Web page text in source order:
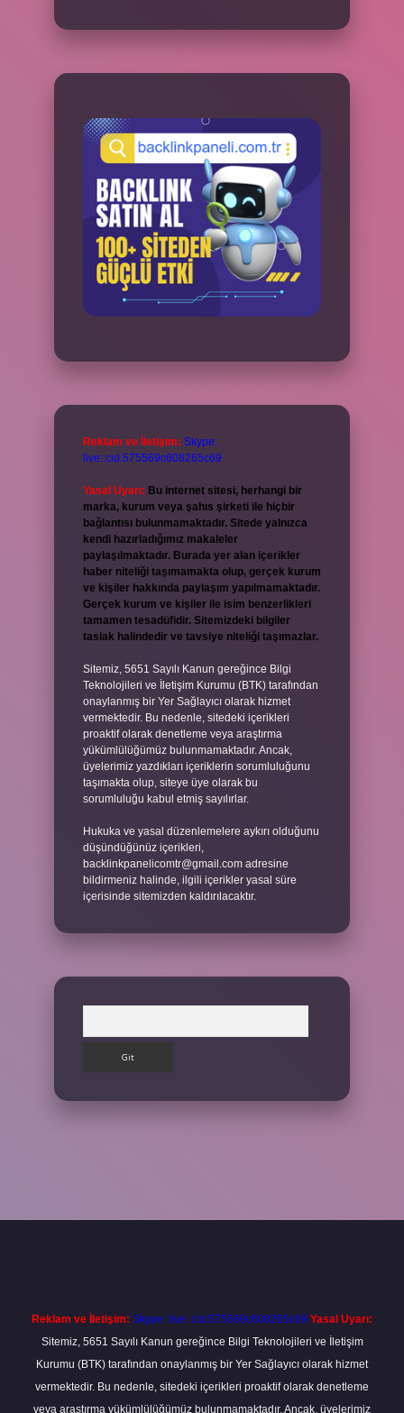
Reklam ve İletişim: Skype:
live:.cid.575569c608265c69
Yasal Uyarı: Bu internet sitesi, herhangi bir
marka, kurum veya şahıs şirketi ile hiçbir
bağlantısı bulunmamaktadır. Sitede yalnızca
kendi hazırladığımız makaleler
paylaşılmaktadır. Burada yer alan içerikler
haber niteliği taşımamakta olup, gerçek kurum
ve kişiler hakkında paylaşım yapılmamaktadır.
Gerçek kurum ve kişiler ile isim benzerlikleri
tamamen tesadüfidir. Sitemizdeki bilgiler
taslak halindedir ve tavsiye niteliği taşımazlar.
Sitemiz, 5651 Sayılı Kanun gereğince Bilgi
Teknolojileri ve İletişim Kurumu (BTK) tarafından
onaylanmış bir Yer Sağlayıcı olarak hizmet
vermektedir. Bu nedenle, sitedeki içerikleri
proaktif olarak denetleme veya araştırma
yükümlülüğümüz bulunmamaktadır. Ancak,
üyelerimiz yazdıkları içeriklerin sorumluluğunu
taşımakta olup, siteye üye olarak bu
sorumluluğu kabul etmiş sayılırlar.
Hukuka ve yasal düzenlemelere aykırı olduğunu
düşündüğünüz içerikleri,
backlinkpanelicomtr@gmail.com adresine
bildirmeniz halinde, ilgili içerikler yasal süre
içerisinde sitemizden kaldırılacaktır.
Reklam ve İletişim: Skype: live:.cid.575569c608265c69 Yasal Uyarı:
Sitemiz, 5651 Sayılı Kanun gereğince Bilgi Teknolojileri ve İletişim
Kurumu (BTK) tarafından onaylanmış bir Yer Sağlayıcı olarak hizmet
vermektedir. Bu nedenle, sitedeki içerikleri proaktif olarak denetleme
veya araştırma yükümlülüğümüz bulunmamaktadır. Ancak, üyelerimiz